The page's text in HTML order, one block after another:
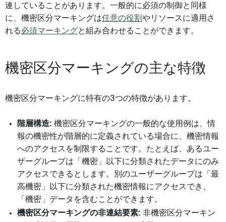
連していることがあります。一般的に必須の制御と同様
に、機密区分マーキングは任意の役割やリソースに適用さ
れる必須マーキングと組み合わせることができます。
機密区分マーキングの主な特徴
機密区分マーキングに特有の3つの特徴があります。
階層構造: 機密区分マーキングの一般的な使用例は、情
報の機密性が階層的に定義されている場合に、機密情報
へのアクセスを制限することです。たとえば、あるユー
ザーグループは「機密」以下に分類されたデータにのみ
アクセスできるとします。別のユーザーグループは「最
高機密」以下に分類された機密情報にアクセスでき、
「機密」データを含むことができます。
機密区分マーキングの非連結要素: 非機密区分マーキン